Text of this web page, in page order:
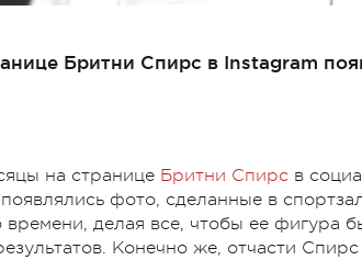
Бритни Спирс в Instagram
на странице Бритни Спирс в
фото, сделанные в
времени, делая все, чтобы ее фигура
Конечно же, отчасти